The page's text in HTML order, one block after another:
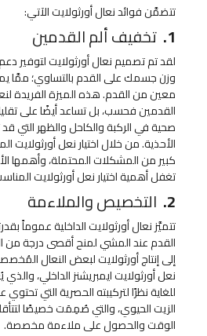
تتضمَّن فوائد نعال أورثولايت الآتي:
1. تخفيف ألم القدمين
لقد تم تصميم نعال أورثولايت لتوفير
وزن جسمك على القدم بالتساوي؛ ممَّا
معين من القدم. هذه الميزة الفريدة
القدمين فحسب، بل تساعد أيضًا على
صحية في الركبة والكاحل والظهر التي
الأحذية. من خلال اختيار نعل
كبير من المشكلات المحتملة، وأهمها
تغفل أهمية اختيار نعل أورثولايت
2. التخصيص والملاءمة
تتميَّز نعال أورثولايت الداخلية عموماً
القدم عند المشي لمنح أقصى درجة من
إلى إنتاج أورثولايت لبعض النعال
نعل أورثولايت ايمبريشنز الداخلي، والذي
للغاية نظرًا لتركيبته الحصرية التي
الزيت الحيوي، والتي صُمِمَت خصيصًا
الوقت والحصول على ملاءمة مخصصة.